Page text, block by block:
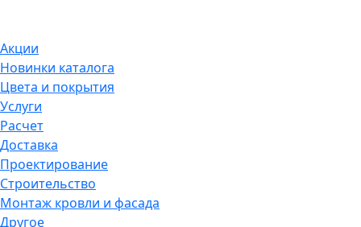
Акции
Новинки каталога
Цвета и покрытия
Услуги
Расчет
Доставка
Проектирование
Строительство
Монтаж кровли и фасада
Другое